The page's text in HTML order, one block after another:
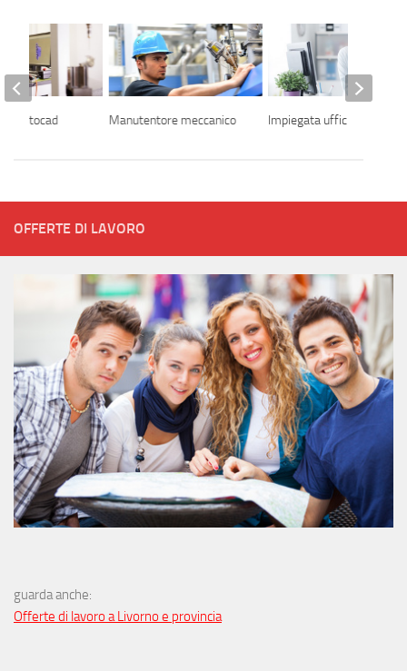
Manutentore meccanico Impiegata ufficio acquisti
autocad
OFFERTE DI LAVORO
guarda anche:
Offerte di lavoro a Livorno e provincia